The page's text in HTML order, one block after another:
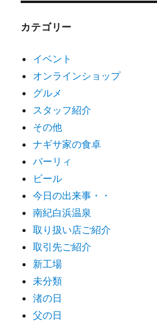
カテゴリー
イベント
オンラインショップ
グルメ
スタッフ紹介
その他
ナギサ家の食卓
バーリィ
ビール
今日の出来事・・
南紀白浜温泉
取り扱い店ご紹介
取引先ご紹介
新工場
未分類
渚の日
父の日